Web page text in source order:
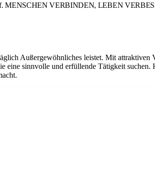
MENSCHEN VERBINDEN, LEBEN
Außergewöhnliches leistet. Mit attraktiven
sinnvolle und erfüllende Tätigkeit